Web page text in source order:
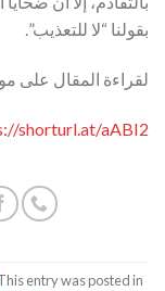
بقولنا “لا للتعذيب”.
لقراءة المقال على موقع عربي 21 الرجاء
shorturl.at/aABI2
entry was posted in